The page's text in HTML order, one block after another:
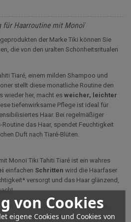
von Cookies
eigene Cookies und Cookies von
für Haarroutine mit Monoï
der Marke Tiki können Sie
die von den uralten Schönheitsritualen
Tiaré, einem milden Shampoo und
stellt diese monatliche Routine den
wieder her, macht es weicher, leichter
tiefenwirksame Pflege ist ideal für
Haar. Bei regelmäßiger
das Haar, spendet Feuchtigkeit
Duft nach Tiaré-Blüten.
Monoï Tiki Tahiti Tiaré ist ein wahres
einfachen Schritten wird die Haarfaser
versorgt und das Haar glänzend,
Verwendung von Monoï Tiki Tahiti
nährenden und schützenden